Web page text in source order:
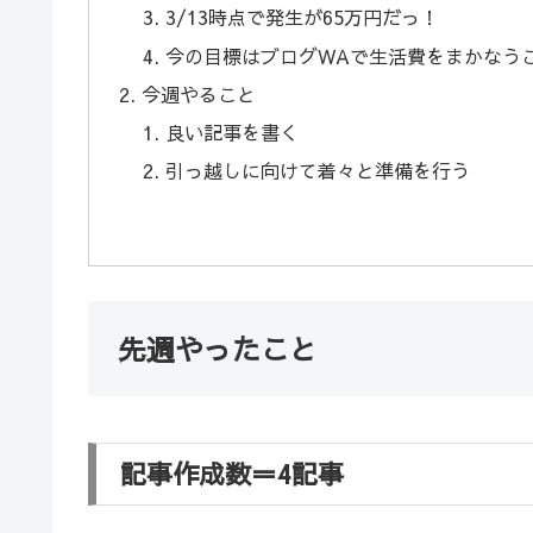
3/13時点で発生が65万円だっ！
今の目標はブログWAで生活費をまかなう
今週やること
良い記事を書く
引っ越しに向けて着々と準備を行う
先週やったこと
記事作成数＝4記事